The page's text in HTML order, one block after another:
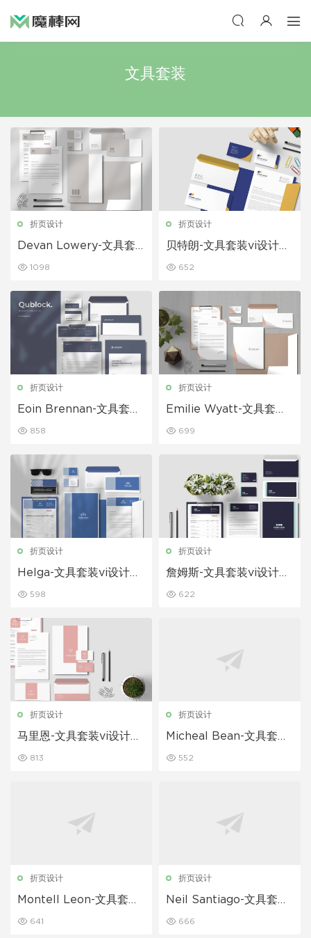
文具套装
折页设计
Devan Lowery-文具套
1098
折页设计
贝特朗-文具套装vi设计模
652
折页设计
Eoin Brennan-文具套装
858
折页设计
Emilie Wyatt-文具套装v
699
折页设计
Helga-文具套装vi设计模
598
折页设计
詹姆斯-文具套装vi设计模
622
折页设计
马里恩-文具套装vi设计模
813
折页设计
Micheal Bean-文具套装
552
折页设计
Montell Leon-文具套装
641
折页设计
Neil Santiago-文具套装
666